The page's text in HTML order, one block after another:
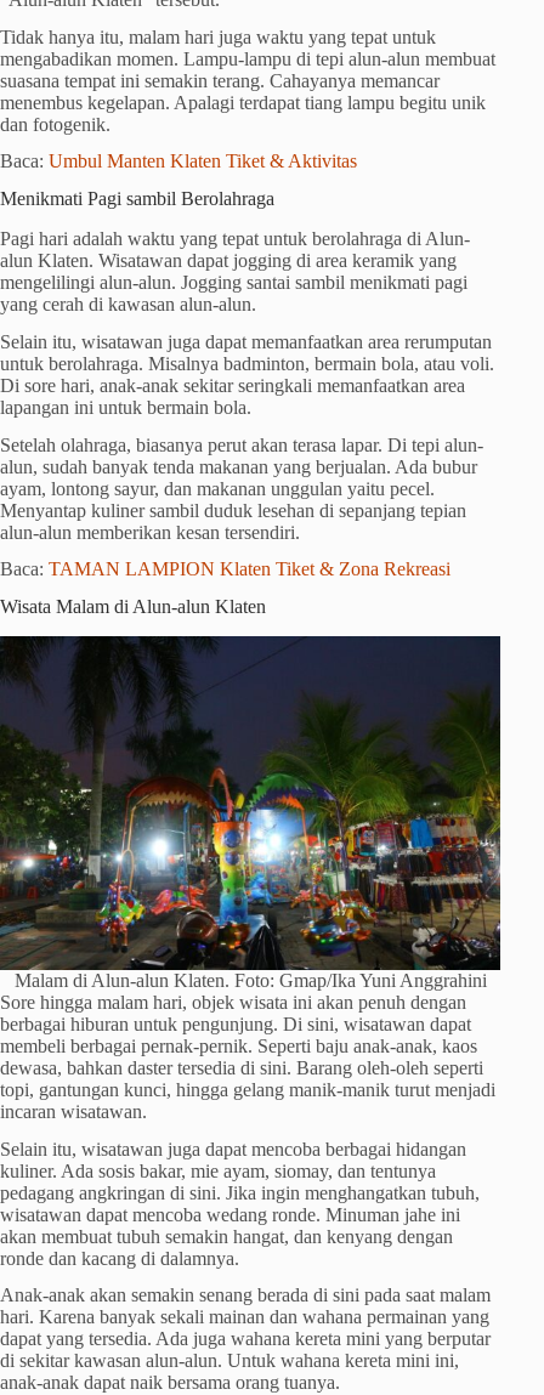
Tidak hanya itu, malam hari juga waktu yang tepat untuk
mengabadikan momen. Lampu-lampu di tepi alun-alun membuat
suasana tempat ini semakin terang. Cahayanya memancar
menembus kegelapan. Apalagi terdapat tiang lampu begitu unik
dan fotogenik.
Baca: Umbul Manten Klaten Tiket & Aktivitas
Menikmati Pagi sambil Berolahraga
Pagi hari adalah waktu yang tepat untuk berolahraga di Alun-
alun Klaten. Wisatawan dapat jogging di area keramik yang
mengelilingi alun-alun. Jogging santai sambil menikmati pagi
yang cerah di kawasan alun-alun.
Selain itu, wisatawan juga dapat memanfaatkan area rerumputan
untuk berolahraga. Misalnya badminton, bermain bola, atau voli.
Di sore hari, anak-anak sekitar seringkali memanfaatkan area
lapangan ini untuk bermain bola.
Setelah olahraga, biasanya perut akan terasa lapar. Di tepi alun-
alun, sudah banyak tenda makanan yang berjualan. Ada bubur
ayam, lontong sayur, dan makanan unggulan yaitu pecel.
Menyantap kuliner sambil duduk lesehan di sepanjang tepian
alun-alun memberikan kesan tersendiri.
Baca: TAMAN LAMPION Klaten Tiket & Zona Rekreasi
Wisata Malam di Alun-alun Klaten
Malam di Alun-alun Klaten. Foto: Gmap/Ika Yuni Anggrahini
Sore hingga malam hari, objek wisata ini akan penuh dengan
berbagai hiburan untuk pengunjung. Di sini, wisatawan dapat
membeli berbagai pernak-pernik. Seperti baju anak-anak, kaos
dewasa, bahkan daster tersedia di sini. Barang oleh-oleh seperti
topi, gantungan kunci, hingga gelang manik-manik turut menjadi
incaran wisatawan.
Selain itu, wisatawan juga dapat mencoba berbagai hidangan
kuliner. Ada sosis bakar, mie ayam, siomay, dan tentunya
pedagang angkringan di sini. Jika ingin menghangatkan tubuh,
wisatawan dapat mencoba wedang ronde. Minuman jahe ini
akan membuat tubuh semakin hangat, dan kenyang dengan
ronde dan kacang di dalamnya.
Anak-anak akan semakin senang berada di sini pada saat malam
hari. Karena banyak sekali mainan dan wahana permainan yang
dapat yang tersedia. Ada juga wahana kereta mini yang berputar
di sekitar kawasan alun-alun. Untuk wahana kereta mini ini,
anak-anak dapat naik bersama orang tuanya.